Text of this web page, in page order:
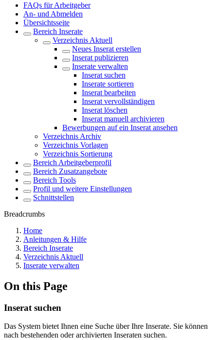
FAQs für Arbeitgeber
An- und Abmelden
Übersichtsseite
Bereich Inserate
Verzeichnis Aktuell
Neues Inserat erstellen
Inserat publizieren
Inserate verwalten
Inserat suchen
Inserate sortieren
Inserat bearbeiten
Inserat vervollständigen
Inserat löschen
Inserat manuell archivieren
Bewerbungen auf ein Inserat ansehen
Verzeichnis Archiv
Verzeichnis Vorlagen
Verzeichnis Sortierung
Bereich Arbeitgeberprofil
Bereich Zusatzangebote
Bereich Tools
Profil und weitere Einstellungen
Schnittstellen
Breadcrumbs
Home
Anleitungen & Hilfe
Bereich Inserate
Verzeichnis Aktuell
Inserate verwalten
On this Page
Inserat suchen
Das System bietet Ihnen eine Suche über Ihre Inserate. Sie können
nach bestehenden oder archivierten Inseraten suchen.